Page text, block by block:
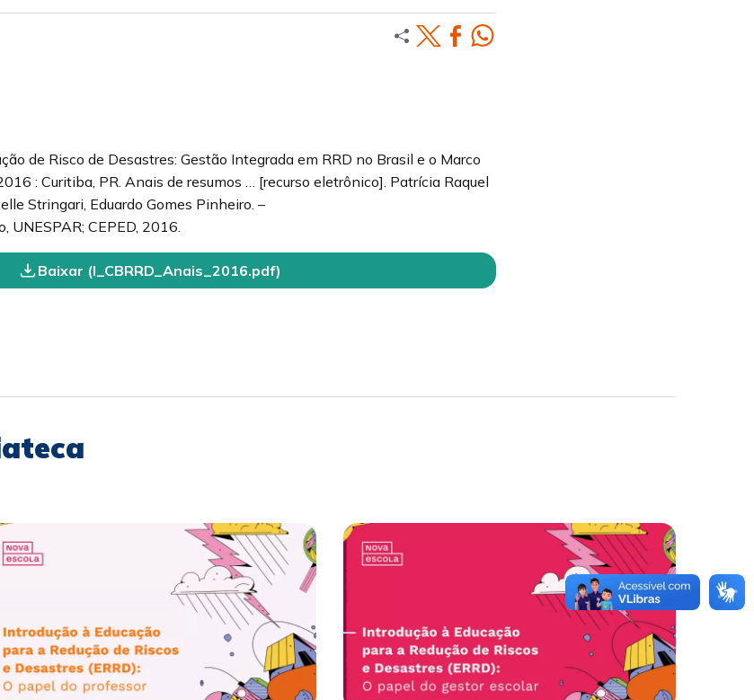
de Risco de Desastres: Gestão Integrada em RRD no Brasil e o Marco
: Curitiba, PR. Anais de resumos … [recurso eletrônico]. Patrícia Raquel
Stringari, Eduardo Gomes Pinheiro. –
CEPED, 2016.
Baixar (I_CBRRD_Anais_2016.pdf)